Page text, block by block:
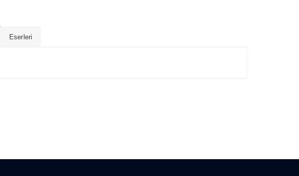
Eserleri